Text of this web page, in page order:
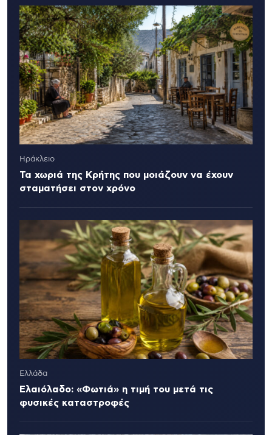
Ηράκλειο
Τα χωριά της Κρήτης που μοιάζουν να έχουν
σταματήσει στον χρόνο
Ελλάδα
Ελαιόλαδο: «Φωτιά» η τιμή του μετά τις
φυσικές καταστροφές